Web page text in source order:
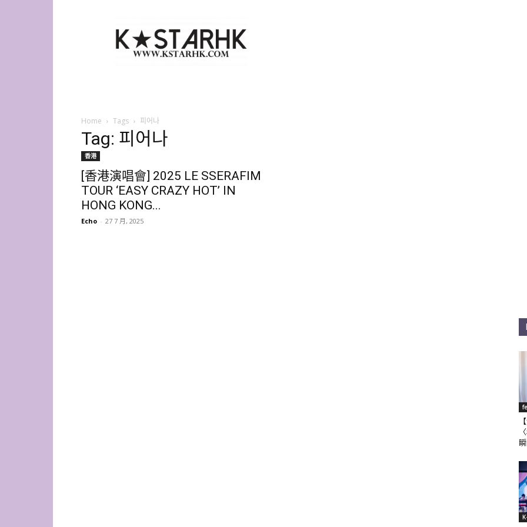
Star
HK
Home Tags 피어나
Tag: 피어나
香港
[香港演唱會] 2025 LE SSERAFIM
TOUR ‘EASY CRAZY HOT’ IN
HONG KONG...
Echo - 27 7 月, 2025